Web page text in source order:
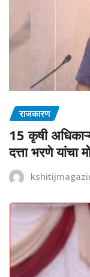
राजकारण
15 कृषी
दत्ता भरणे यांचा